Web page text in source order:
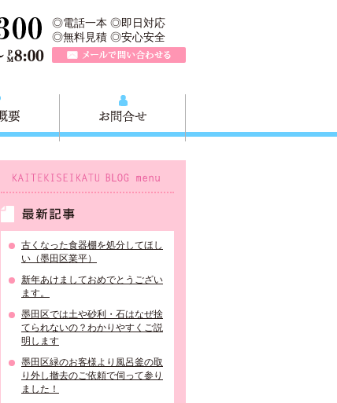
TEL 0120-757-161（年中無休）営業時間AM9:00～
◎電話一本 ◎即日対応
◎無料見積 ◎安心安全
古くなった食器棚を処分してほし
い（墨田区業平）
新年あけましておめでとうござい
ます。
墨田区では土や砂利・石はなぜ捨
てられないの？わかりやすくご説
明します
墨田区緑のお客様より風呂釜の取
り外し撤去のご依頼で伺って参り
ました！